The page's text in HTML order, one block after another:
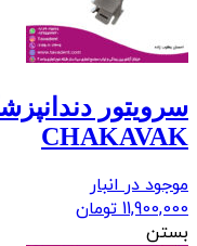
CHAKAVAK
موجود در انبار
11,900,000 تومان
بستن